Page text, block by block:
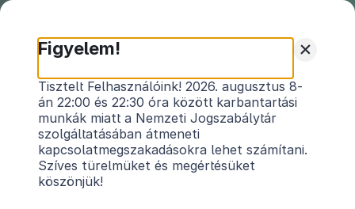
2017. évi LXXII. törvény
Magyarország 2018. évi központi
költségvetésének megalapozásáról
Hatályos: 2019. 01. 01. – 2020. 12. 31.
+
Figyelem!
Tisztelt Felhasználóink! 2026. augusztus 8-
án 22:00 és 22:30 óra között karbantartási
munkák miatt a Nemzeti Jogszabálytár
szolgáltatásában átmeneti
kapcsolatmegszakadásokra lehet számítani.
Szíves türelmüket és megértésüket
köszönjük!